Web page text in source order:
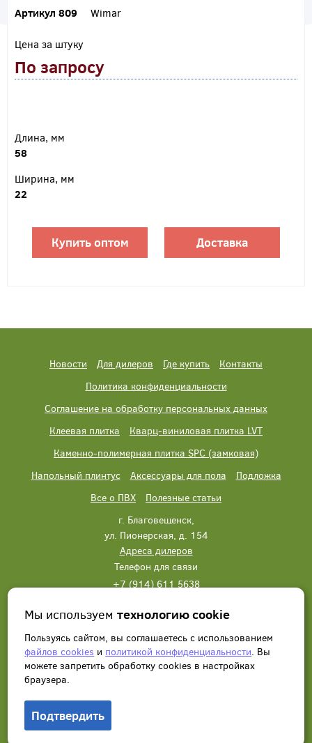
Артикул 809 Wimar
Цена за штуку
По запросу
Длина, мм
58
Ширина, мм
22
Купить оптом Доставка
Новости Для дилеров Где купить
Контакты
Политика конфиденциальности
Соглашение на обработку персональных данных
Клеевая плитка
Кварц-виниловая плитка LVT
Каменно-полимерная плитка SPC (замковая)
Напольный плинтус
Аксессуары для пола
Подложка
Все о ПВХ
Полезные статьи
г. Благовещенск,
ул. Пионерская, д. 154
Адреса дилеров
Телефон для связи
+7 (914) 611 5638
Написать нам Заказать звонок
Мы используемтехнологию cookie
Пользуясь сайтом, вы соглашаетесь с использованием
файлов cookies и политикой конфиденциальности. Вы
можете запретить обработку сookies в настройках
браузера.
Подтвердить